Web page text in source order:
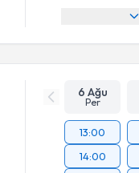
6 Ağu
Per
13:00
14:00